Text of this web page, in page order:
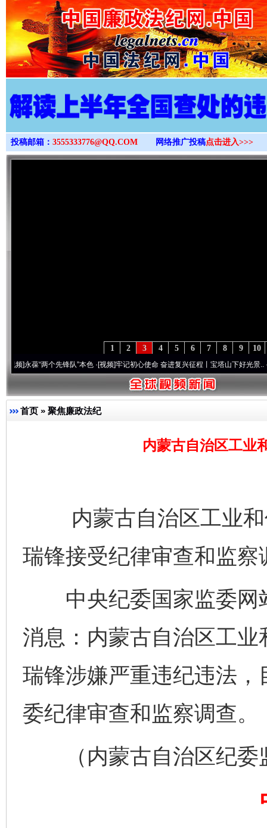
>
投稿邮箱： 3555333776@QQ.COM 网络推广投稿点击进入>>>
10
9
8
7
6
5
4
3
2
1
“两个先锋队”本色·[视频]牢记初心使命 奋进复兴征程丨宝塔山下好光景..·[视频]因
首页 » 聚焦廉政法纪
内蒙古自治区工业
内蒙古自治区工业和
瑞锋接受纪律审查和监察
中央纪委国家监委网
消息：内蒙古自治区工
瑞锋涉嫌严重违纪违法
委纪律审查和监察调查。
（内蒙古自治区纪委